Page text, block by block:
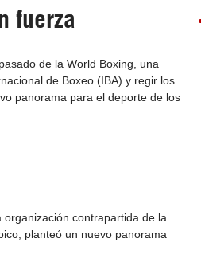
fuerza
de la World Boxing, una
de Boxeo (IBA) y regir los
panorama para el deporte de los
contrapartida de la
planteó un nuevo panorama